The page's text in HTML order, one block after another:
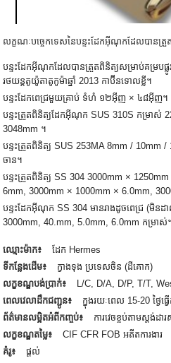
លក្ខណៈបច្ចេកទេសនៃបន្ទះដែកអ៊ីណុកដែលបានត្រួ
បន្ទះដែកអ៊ីណុកដែលបានត្រួតពិនិត្យសម្រាប់គម្របផ្លូវ
រថយន្តតូយ៉ូតាតូកូម៉ាឆ្នាំ 2013 កាប៊ីនទោលខ្លី។
បន្ទះដែកពេជ្រមួយគ្រាប់ ទំហំ ១២អ៊ីញ × ៤៨អ៊ីញ។
បន្ទះត្រួតពិនិត្យដែកអ៊ីណុក SUS 310S កម្រាស់
3048mm ។
បន្ទះត្រួតពិនិត្យ SUS 253MA 8mm / 10mm
ចាន។
បន្ទះត្រួតពិនិត្យ SS 304 3000mm ×
6mm, 3000mm × 1000mm × 6.0mm,
បន្ទះដែកអ៊ីណុក SS 304 មានរាងដូចពេជ្រ (មិន
3000mm, 40.mm, 5.0mm, 6.0mm កម្រាស់
ឈ្មោះម៉ាក៖
ដែក Hermes
ទីកន្លែងដើម៖
ក្វាងទុង ប្រទេសចិន (ដីគោក)
លក្ខខណ្ឌបង់ប្រាក់៖
L/C, D/A, D/P, T/T,
ពេលវេលាដឹកជញ្ជូន៖
ក្នុងរយៈពេល 15-20 ថ្ងៃធ្
ព័ត៌មានលម្អិតអំពីកញ្ចប់៖
ការវេចខ្ចប់តាមស្តង់ដា
លក្ខខណ្ឌតម្លៃ៖
CIF CFR FOB អតីតការងារ
គំរូ៖
ផ្តល់